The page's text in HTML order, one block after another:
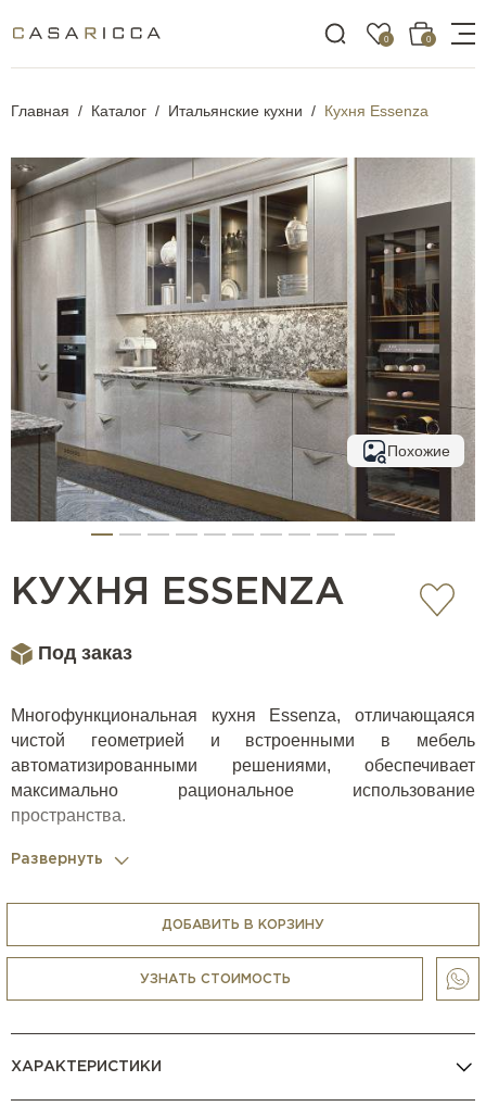
0 0
Главная Каталог Итальянские кухни Кухня Essenza
Похожие
КУХНЯ ESSENZA
Под заказ
Многофункциональная кухня Essenza, отличающаяся
чистой геометрией и встроенными в мебель
автоматизированными решениями, обеспечивает
максимально рациональное использование
пространства.
Casa Ricca Expo комплектует кухни всей необходимой
бытовой техникой (варочные панели, духовки, вытяжки,
кофемашины, холодильники, блендеры, измельчители,
микроволновки, пароварки и др.) любых брендов, в том
числеV Zug,Gaggenau,La Cornue,Smeg,BORKи др.
Развернуть
ДОБАВИТЬ В КОРЗИНУ
УЗНАТЬ СТОИМОСТЬ
ХАРАКТЕРИСТИКИ